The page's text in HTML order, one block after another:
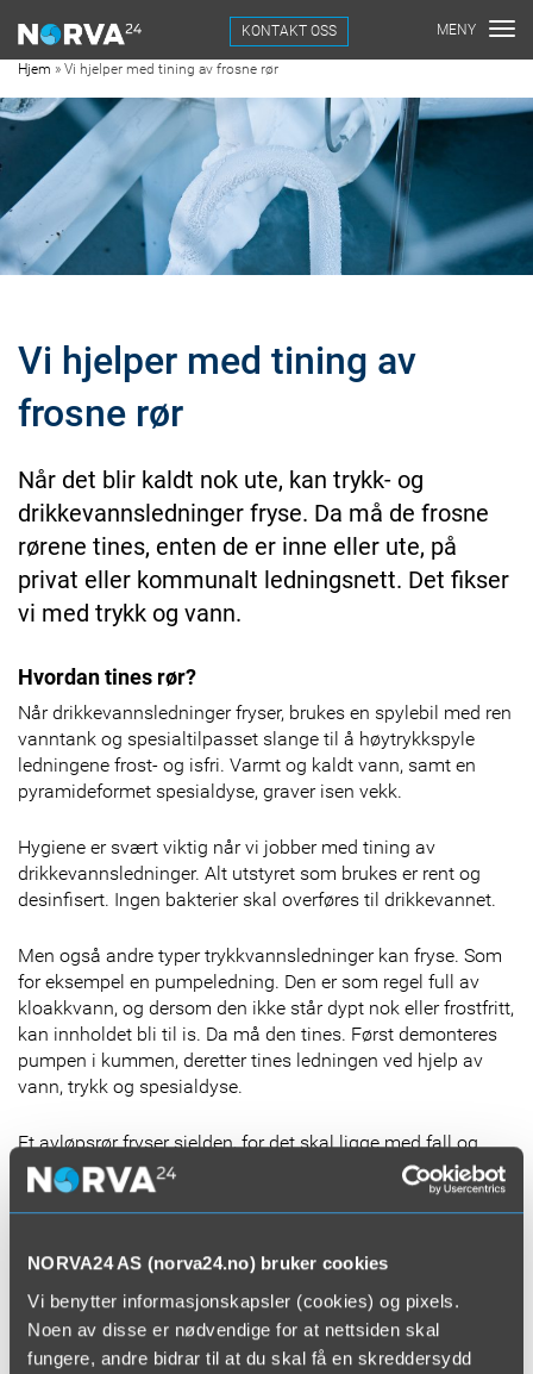
NORVA24 AS (norva24.no) bruker cookies
Vi benytter informasjonskapsler (cookies) og pixels.
Noen av disse er nødvendige for at nettsiden skal
fungere, andre bidrar til at du skal få en skreddersydd
KONTAKT OSS
Hjem » Vi hjelper med tining av frosne rør
Vi hjelper med tining av
frosne rør
Når det blir kaldt nok ute, kan trykk- og
drikkevannsledninger fryse. Da må de frosne
rørene tines, enten de er inne eller ute, på
privat eller kommunalt ledningsnett. Det fikser
vi med trykk og vann.
Hvordan tines rør?
Når drikkevannsledninger fryser, brukes en spylebil med ren
vanntank og spesialtilpasset slange til å høytrykkspyle
ledningene frost- og isfri. Varmt og kaldt vann, samt en
pyramideformet spesialdyse, graver isen vekk.
Hygiene er svært viktig når vi jobber med tining av
drikkevannsledninger. Alt utstyret som brukes er rent og
desinfisert. Ingen bakterier skal overføres til drikkevannet.
Men også andre typer trykkvannsledninger kan fryse. Som
for eksempel en pumpeledning. Den er som regel full av
kloakkvann, og dersom den ikke står dypt nok eller frostfritt,
kan innholdet bli til is. Da må den tines. Først demonteres
pumpen i kummen, deretter tines ledningen ved hjelp av
vann, trykk og spesialdyse.
Et avløpsrør fryser sjelden, for det skal ligge med fall og
alltid renne tomt. Skulle det likevel fryse, er det tegn på
konstruksjonsfeil. Etter at det frosne røret er tint, må feilen
utbedres for å hindre at problemet gjentar seg.
Av og til er det korte deler av ledningen som fryser, andre
ganger lengre strekk. I noen tilfeller må vi grave opp deler
av strekket, og tine fra begge sider. Men uansett kort eller
langt problem, finner vi alltid en løsning for å få tint det.